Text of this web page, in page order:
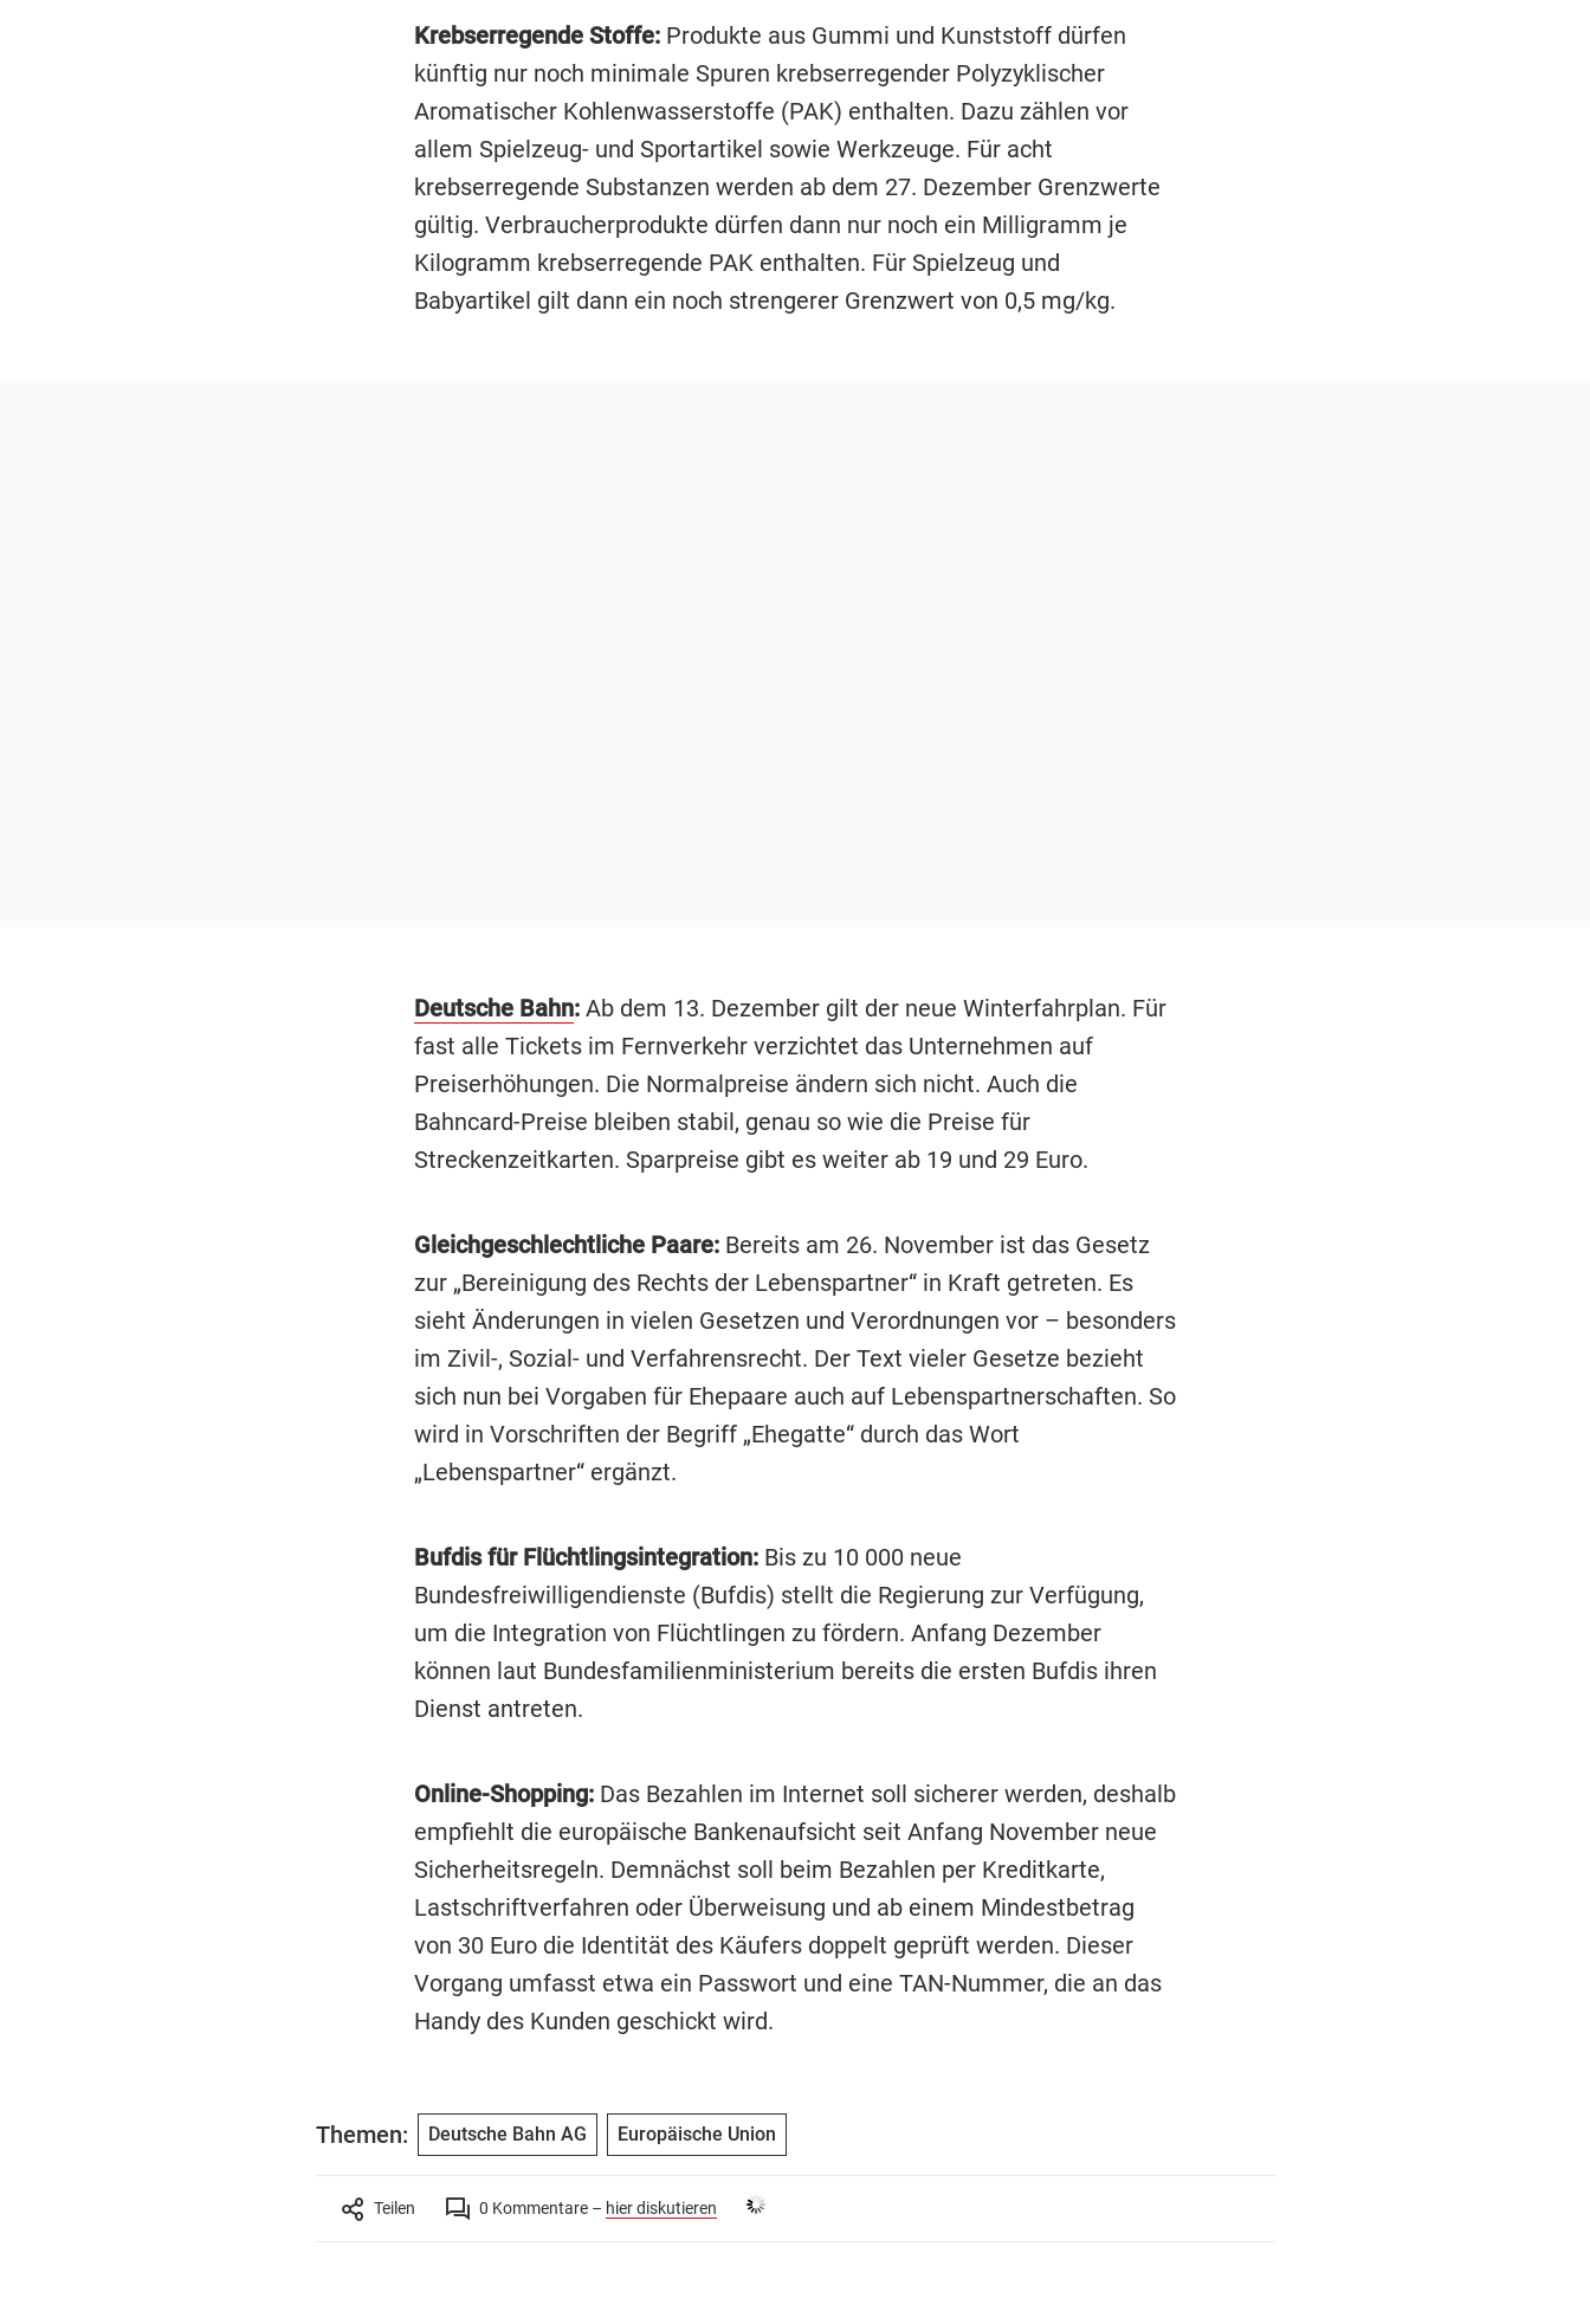
Krebserregende Stoffe: Produkte aus Gummi und Kunststoff dürfen
künftig nur noch minimale Spuren krebserregender Polyzyklischer
Aromatischer Kohlenwasserstoffe (PAK) enthalten. Dazu zählen vor
allem Spielzeug- und Sportartikel sowie Werkzeuge. Für acht
krebserregende Substanzen werden ab dem 27. Dezember Grenzwerte
gültig. Verbraucherprodukte dürfen dann nur noch ein Milligramm je
Kilogramm krebserregende PAK enthalten. Für Spielzeug und
Babyartikel gilt dann ein noch strengerer Grenzwert von 0,5 mg/kg.
Deutsche Bahn: Ab dem 13. Dezember gilt der neue Winterfahrplan. Für
fast alle Tickets im Fernverkehr verzichtet das Unternehmen auf
Preiserhöhungen. Die Normalpreise ändern sich nicht. Auch die
Bahncard-Preise bleiben stabil, genau so wie die Preise für
Streckenzeitkarten. Sparpreise gibt es weiter ab 19 und 29 Euro.
Gleichgeschlechtliche Paare: Bereits am 26. November ist das Gesetz
zur „Bereinigung des Rechts der Lebenspartner“ in Kraft getreten. Es
sieht Änderungen in vielen Gesetzen und Verordnungen vor – besonders
im Zivil-, Sozial- und Verfahrensrecht. Der Text vieler Gesetze bezieht
sich nun bei Vorgaben für Ehepaare auch auf Lebenspartnerschaften. So
wird in Vorschriften der Begriff „Ehegatte“ durch das Wort
„Lebenspartner“ ergänzt.
Bufdis für Flüchtlingsintegration:Bis zu 10 000 neue
Bundesfreiwilligendienste (Bufdis) stellt die Regierung zur Verfügung,
um die Integration von Flüchtlingen zu fördern. Anfang Dezember
können laut Bundesfamilienministerium bereits die ersten Bufdis ihren
Dienst antreten.
Online-Shopping:Das Bezahlen im Internet soll sicherer werden, deshalb
empfiehlt die europäische Bankenaufsicht seit Anfang November neue
Sicherheitsregeln. Demnächst soll beim Bezahlen per Kreditkarte,
Lastschriftverfahren oder Überweisung und ab einem Mindestbetrag
von 30 Euro die Identität des Käufers doppelt geprüft werden. Dieser
Vorgang umfasst etwa ein Passwort und eine TAN-Nummer, die an das
Handy des Kunden geschickt wird.
Themen: Deutsche Bahn AG Europäische Union
Teilen 0 Kommentare – hier diskutieren